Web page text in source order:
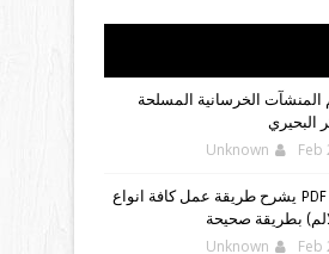
الخرسانية المسلحة
البحيري
Unknown Feb
تحميل ملف PDF يشرح طريقة عمل كافة انواع
بطريقة صحيحة
Unknown Feb